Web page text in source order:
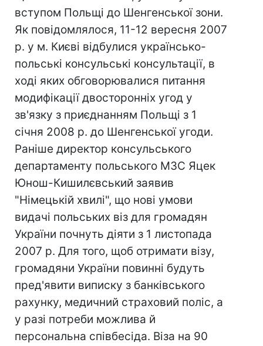
вступом Польщі до Шенгенської зони.
Як повідомлялося, 11-12 вересня 2007
р. у м. Києві відбулися українсько-
польські консульські консультації, в
ході яких обговорювалися питання
модифікації двосторонніх угод у
зв'язку з приєднанням Польщі з 1
січня 2008 р. до Шенгенської угоди.
Раніше директор консульського
департаменту польського МЗС Яцек
Юнош-Кишилєвський заявив
"Німецькій хвилі", що нові умови
видачі польських віз для громадян
України почнуть діяти з 1 листопада
2007 р. Для того, щоб отримати візу,
громадяни України повинні будуть
пред'явити виписку з банківського
рахунку, медичний страховий поліс, а
у разі потреби можлива й
персональна співбесіда. Віза на 90